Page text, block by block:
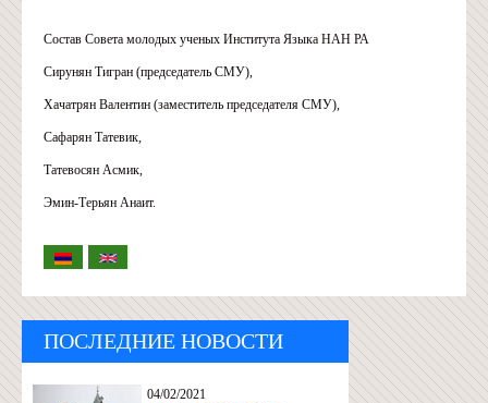
Состав Совета молодых ученых Института Языка НАН РА
Сирунян Тигран (председатель СМУ),
Хачатрян Валентин (заместитель председателя СМУ),
Сафарян Татевик,
Татевосян Асмик,
Эмин-Терьян Анаит.
ПОСЛЕДНИЕ НОВОСТИ
04/02/2021